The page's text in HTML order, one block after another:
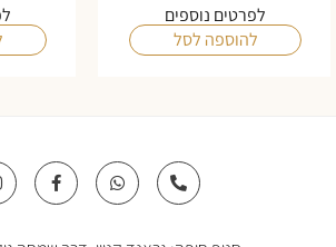
לפרטים נוספים
להוספה לסל
P
h
o
W
h
a
F
a
c